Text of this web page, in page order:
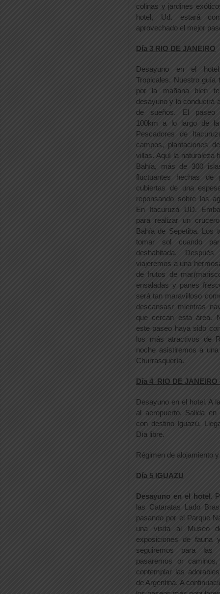
colinas y jardines
hotel, Ud. estará
aprovechado el mejor
Día 3 RIO DE JANEIRO
Desayuno en el
Tropicales. Nuestro
por la mañana bien
desayuno y lo conducirá
de sueños. El paseo
100km a lo largo de
Pescadores de
campos, plantaciones
villas. Aquí la naturaleza
Bahía, más de 300
fluctuantes hechas de
cubiertas de una
reponsando sobre las
En Itacuruzá UD.
para realizar un
Bahía de Sepetiba. Los
tomar sol cuando
deshabitada.
viajeremos a una
de frutos de
ensaladas y panes
será tan maravilloso
descansasr mientras
que cercan esta área.
este paseo haya sido
los más atractivos de
noche asistiremos a
Churrasquería.
Día 4 RIO DE JANEIRO
Desayuno en el hotel. A
al aeropuerto. Salida
con destino Iguazú.
Día libre.
Régimen de alojamiento
Día 5 IGUAZU
Desayuno en el hotel.
las Cataratas Lado
pasando por el Parque
una visita al Museo
exposiciones de fauna
seguiremos para las
pasaremos or
contemplar las
de Argentina. A